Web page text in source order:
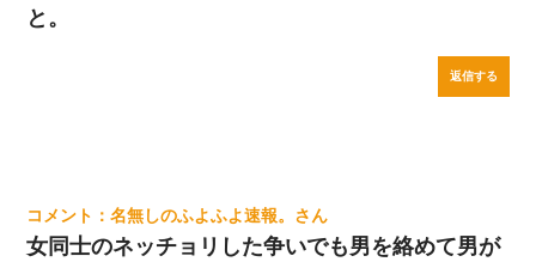
と。
返信する
名無しのふよふよ速報。
女同士のネッチョリした争いでも男を絡めて男が